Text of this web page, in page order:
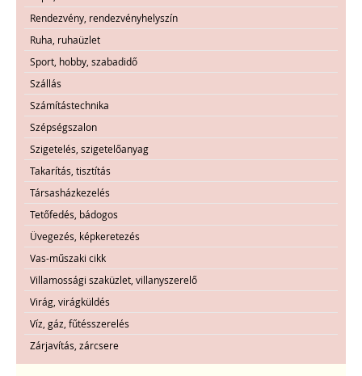
Rendezvény, rendezvényhelyszín
Ruha, ruhaüzlet
Sport, hobby, szabadidő
Szállás
Számítástechnika
Szépségszalon
Szigetelés, szigetelőanyag
Takarítás, tisztítás
Társasházkezelés
Tetőfedés, bádogos
Üvegezés, képkeretezés
Vas-műszaki cikk
Villamossági szaküzlet, villanyszerelő
Virág, virágküldés
Víz, gáz, fűtésszerelés
Zárjavítás, zárcsere